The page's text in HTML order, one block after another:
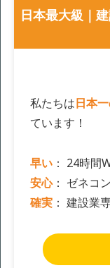
日本最大級｜
私たちは日本
ています！
早い： 24時間
安心： ゼネコ
確実： 建設業